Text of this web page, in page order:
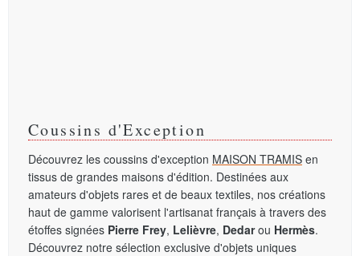
Coussins d'Exception
Découvrez les coussins d'exception MAISON TRAMIS en
tissus de grandes maisons d'édition. Destinées aux
amateurs d'objets rares et de beaux textiles, nos créations
haut de gamme valorisent l'artisanat français à travers des
étoffes signées Pierre Frey, Lelièvre, Dedarou Hermès.
Découvrez notre sélection exclusive d'objets uniques